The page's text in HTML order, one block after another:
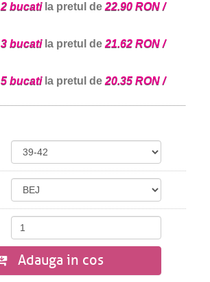
2 bucatila pretul de 22.90 RON /
3 bucatila pretul de 21.62 RON /
5 bucatila pretul de 20.35 RON /
Adauga in cos